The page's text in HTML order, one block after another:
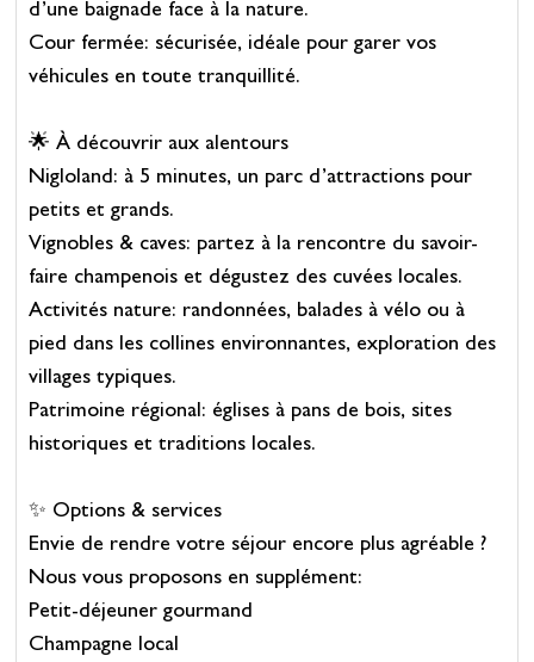
d’une baignade face à la nature.
Cour fermée: sécurisée, idéale pour garer vos
véhicules en toute tranquillité.
🌟 À découvrir aux alentours
Nigloland: à 5 minutes, un parc d’attractions pour
petits et grands.
Vignobles & caves: partez à la rencontre du savoir-
faire champenois et dégustez des cuvées locales.
Activités nature: randonnées, balades à vélo ou à
pied dans les collines environnantes, exploration des
villages typiques.
Patrimoine régional: églises à pans de bois, sites
historiques et traditions locales.
✨ Options & services
Envie de rendre votre séjour encore plus agréable ?
Nous vous proposons en supplément:
Petit-déjeuner gourmand
Champagne local